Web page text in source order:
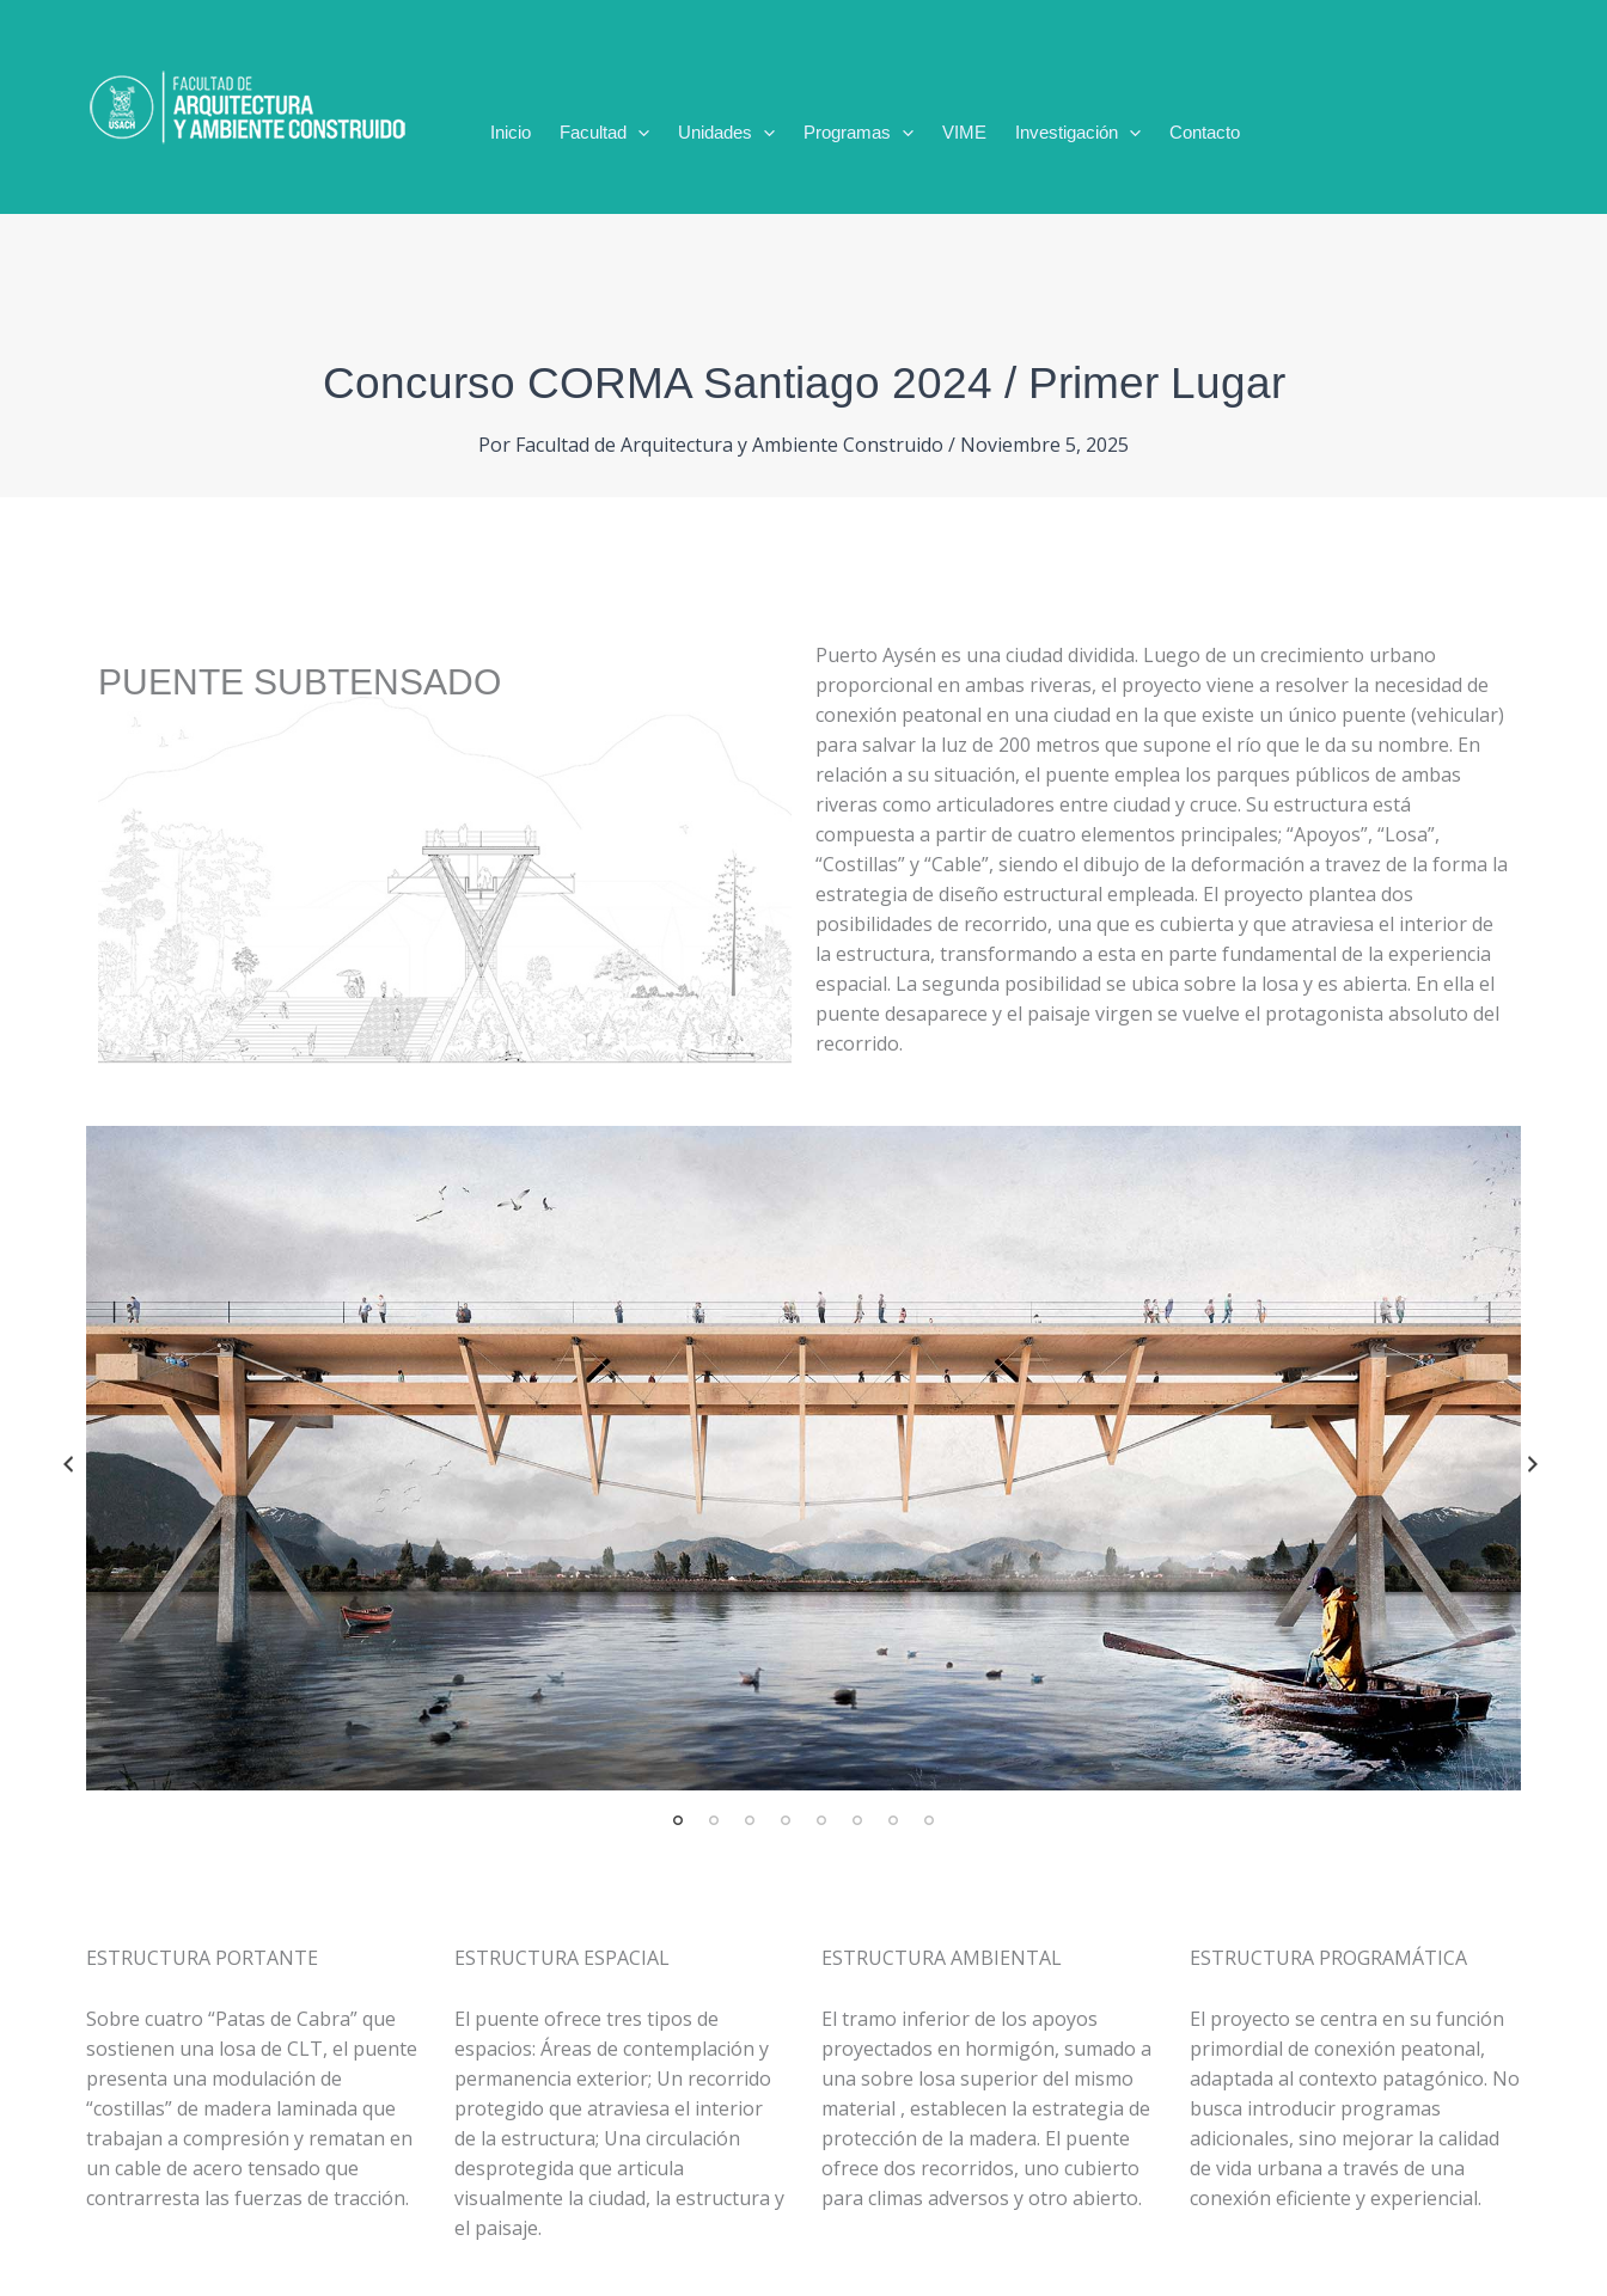
Inicio Facultad Unidades Programas VIME Investigación Contacto
Concurso CORMA Santiago 2024 / Primer Lugar
Por Facultad de Arquitectura y Ambiente Construido / Noviembre 5, 2025
PUENTE SUBTENSADO
Puerto Aysén es una ciudad dividida. Luego de un crecimiento urbano
proporcional en ambas riveras, el proyecto viene a resolver la necesidad de
conexión peatonal en una ciudad en la que existe un único puente (vehicular)
para salvar la luz de 200 metros que supone el río que le da su nombre. En
relación a su situación, el puente emplea los parques públicos de ambas
riveras como articuladores entre ciudad y cruce. Su estructura está
compuesta a partir de cuatro elementos principales; “Apoyos”, “Losa”,
“Costillas” y “Cable”, siendo el dibujo de la deformación a travez de la forma la
estrategia de diseño estructural empleada. El proyecto plantea dos
posibilidades de recorrido, una que es cubierta y que atraviesa el interior de
la estructura, transformando a esta en parte fundamental de la experiencia
espacial. La segunda posibilidad se ubica sobre la losa y es abierta. En ella el
puente desaparece y el paisaje virgen se vuelve el protagonista absoluto del
recorrido.
ESTRUCTURA PORTANTE
Sobre cuatro “Patas de Cabra” que
sostienen una losa de CLT, el puente
presenta una modulación de
“costillas” de madera laminada que
trabajan a compresión y rematan en
un cable de acero tensado que
contrarresta las fuerzas de tracción.
ESTRUCTURA ESPACIAL
El puente ofrece tres tipos de
espacios: Áreas de contemplación y
permanencia exterior; Un recorrido
protegido que atraviesa el interior
de la estructura; Una circulación
desprotegida que articula
visualmente la ciudad, la estructura y
el paisaje.
ESTRUCTURA AMBIENTAL
El tramo inferior de los apoyos
proyectados en hormigón, sumado a
una sobre losa superior del mismo
material , establecen la estrategia de
protección de la madera. El puente
ofrece dos recorridos, uno cubierto
para climas adversos y otro abierto.
ESTRUCTURA PROGRAMÁTICA
El proyecto se centra en su función
primordial de conexión peatonal,
adaptada al contexto patagónico. No
busca introducir programas
adicionales, sino mejorar la calidad
de vida urbana a través de una
conexión eficiente y experiencial.